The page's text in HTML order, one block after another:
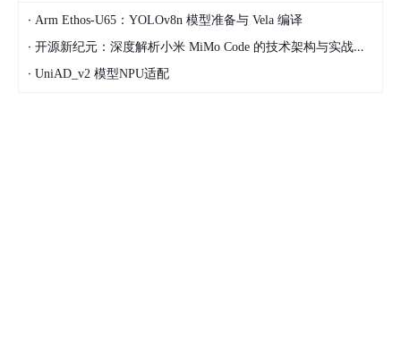
· Arm Ethos‑U65：YOLOv8n 模型准备与 Vela 编译
· 开源新纪元：深度解析小米 MiMo Code 的技术架构与实战应用
· UniAD_v2 模型NPU适配